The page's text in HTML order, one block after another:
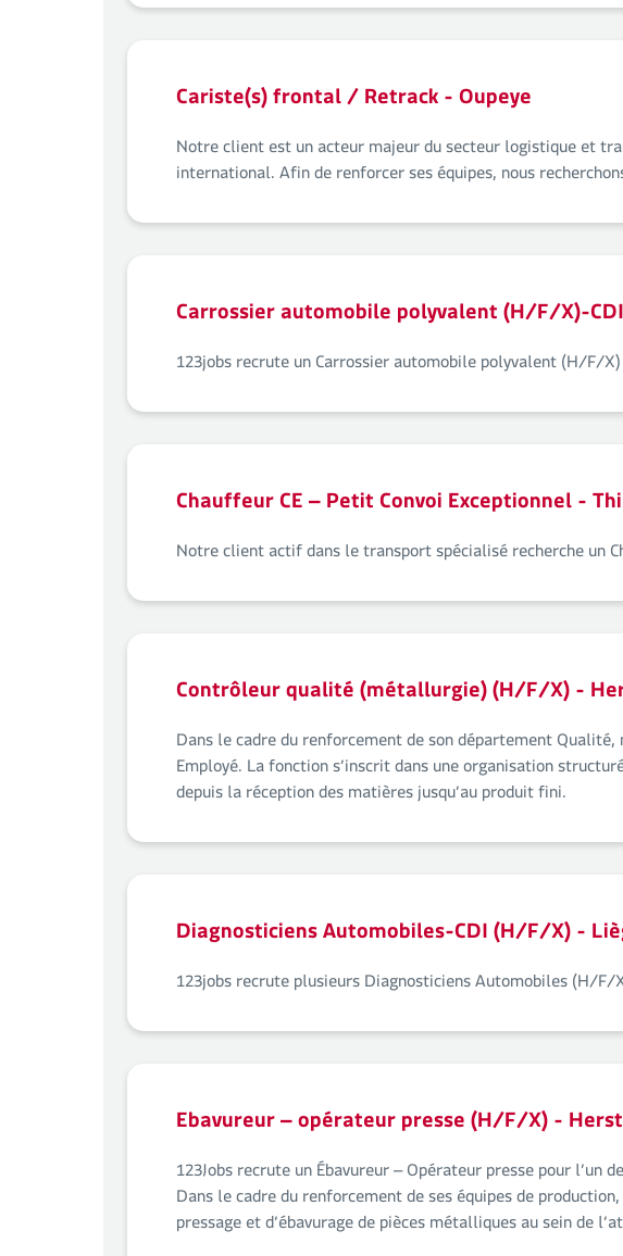
Cariste(s) frontal / Retrack - Oupeye
Notre client est un acteur majeur du secteur logistique et
international. Afin de renforcer ses équipes, nous
Carrossier automobile polyvalent (H/F/X)-
123jobs recrute un Carrossier automobile polyvalent (H/F/
Chauffeur CE – Petit Convoi Exceptionnel -
Notre client actif dans le transport spécialisé recherche un
Contrôleur qualité (métallurgie) (H/F/X) -
Dans le cadre du renforcement de son département
Employé. La fonction s’inscrit dans une organisation
depuis la réception des matières jusqu’au produit fini.
Diagnosticiens Automobiles-CDI (H/F/X) -
123jobs recrute plusieurs Diagnosticiens Automobiles (H/F/
Ebavureur – opérateur presse (H/F/X) -
123Jobs recrute un Ébavureur – Opérateur presse pour l’un
Dans le cadre du renforcement de ses équipes de
pressage et d’ébavurage de pièces métalliques au sein de